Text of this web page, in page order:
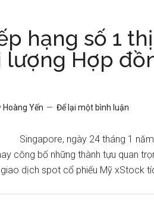
hạng số 1
lượng Hợp
Hoàng Yến Để lại một bình luận
Singapore, ngày 24 tháng 1
công bố những thành tựu quan
giao dịch spot cổ phiếu Mỹ xStock